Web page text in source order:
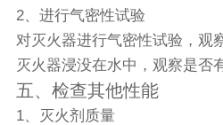
2、进行气密性试验
对灭火器进行气密性试验，观
灭火器浸没在水中，观察是否
五、检查其他性能
1、灭火剂质量